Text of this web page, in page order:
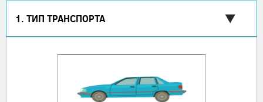
1. ТИП ТРАНСПОРТА